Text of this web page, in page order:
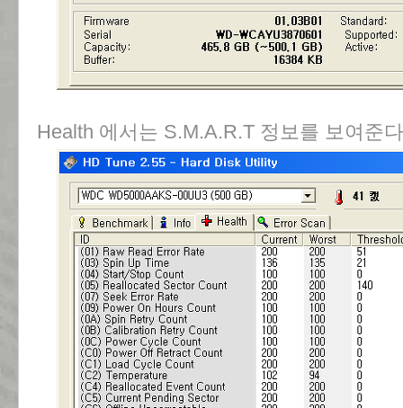
Health 에서는 S.M.A.R.T 정보를 보여준